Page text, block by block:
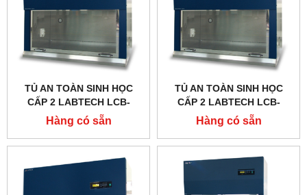
TỦ AN TOÀN SINH HỌC
CẤP 2 LABTECH LCB-
0123B-A2, TYPE A2
Hàng có sẵn
TỦ AN TOÀN SINH HỌC
CẤP 2 LABTECH LCB-
0103B-A2, TYPE A2
Hàng có sẵn